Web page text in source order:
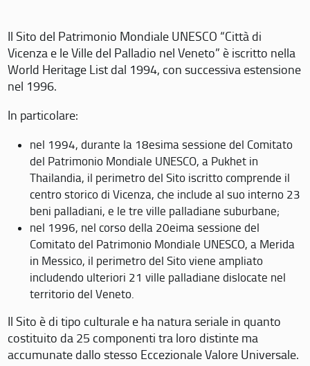
Il Sito del Patrimonio Mondiale UNESCO “Città di
Vicenza e le Ville del Palladio nel Veneto” è iscritto nella
World Heritage List dal 1994, con successiva estensione
nel 1996.
In particolare:
nel 1994, durante la 18esima sessione del Comitato
del Patrimonio Mondiale UNESCO, a Pukhet in
Thailandia, il perimetro del Sito iscritto comprende il
centro storico di Vicenza, che include al suo interno 23
beni palladiani, e le tre ville palladiane suburbane;
nel 1996, nel corso della 20eima sessione del
Comitato del Patrimonio Mondiale UNESCO, a Merida
in Messico, il perimetro del Sito viene ampliato
includendo ulteriori 21 ville palladiane dislocate nel
territorio del Veneto.
Il Sito è di tipo culturale e ha natura seriale in quanto
costituito da 25 componenti tra loro distinte ma
accumunate dallo stesso Eccezionale Valore Universale.